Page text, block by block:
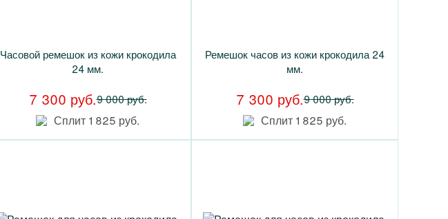
Часовой ремешок из кожи крокодила
24 мм.
7 300 руб.9 000 руб.
Сплит 1 825 руб.
Ремешок часов из кожи крокодила 24
мм.
7 300 руб.9 000 руб.
Сплит 1 825 руб.